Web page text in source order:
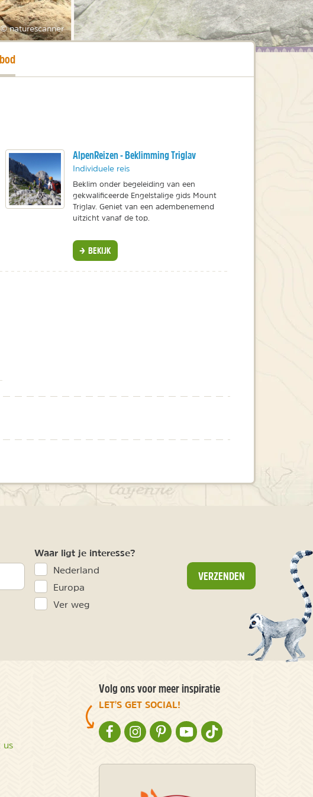
© naturescanner
pagina
AlpenReizen - Beklimming Triglav
Individuele reis
Beklim onder begeleiding van een
gekwalificeerde Engelstalige gids Mount
Triglav. Geniet van een adembenemend
uitzicht vanaf de top.
BEKIJK
Waar ligt je interesse?
Nederland
Europa
Ver weg
VERZENDEN
us
Volg ons voor meer inspiratie
LET'S GET SOCIAL!
NATURESCANNER OP FACEBOOK
NATURESCANNER OP INSTAGRAM
NATURESCANNER OP PINTEREST
NATURESCANNER OP YOUTUBE
NATURESCANNER OP